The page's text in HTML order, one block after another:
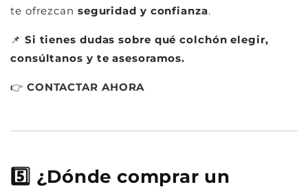
te ofrezcan seguridad y confianza.
📌 Si tienes dudas sobre qué colchón elegir,
consúltanos y te asesoramos.
👉 CONTACTAR AHORA
5️⃣ ¿Dónde comprar un